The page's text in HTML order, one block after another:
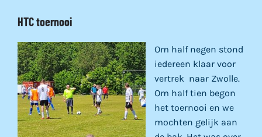
HTC toernooi
Om half negen stond
iedereen klaar voor
vertrek naar Zwolle.
Om half tien begon
het toernooi en we
mochten gelijk aan